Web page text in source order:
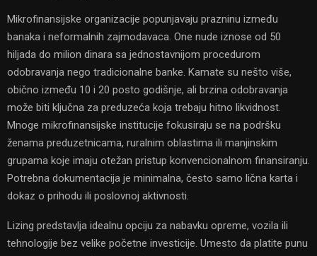
Mikrofinansijske organizacije popunjavaju prazninu između
banaka i neformalnih zajmodavaca. One nude iznose od 50
hiljada do milion dinara sa jednostavnijom procedurom
odobravanja nego tradicionalne banke. Kamate su nešto više,
obično između 10 i 20 posto godišnje, ali brzina odobravanja
može biti ključna za preduzeća koja trebaju hitno likvidnost.
Mnoge mikrofinansijske institucije fokusiraju se na podršku
ženama preduzetnicama, ruralnim oblastima ili manjinskim
grupama koje imaju otežan pristup konvencionalnom finansiranju.
Potrebna dokumentacija je minimalna, često samo lična karta i
dokaz o prihodu ili poslovnoj aktivnosti.
Lizing predstavlja idealnu opciju za nabavku opreme, vozila ili
tehnologije bez velike početne investicije. Umesto da platite punu